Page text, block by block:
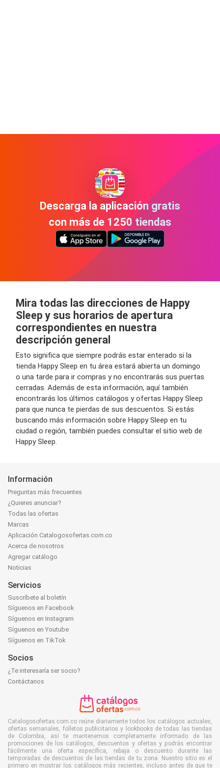
Descarga la aplicación gratis
con más de 1250 tiendas
Mira todas las direcciones de Happy
Sleep y sus horarios de apertura
correspondientes en nuestra
descripción general
Esto significa que siempre podrás estar enterado si la
tienda Happy Sleep en tu área estará abierta un domingo
o una tarde para ir compras y no encontrarás sus puertas
cerradas. Además de esta información, aquí también
encontrarás los últimos catálogos y ofertas Happy Sleep
para que nunca te pierdas de sus descuentos. Si estás
buscando más información sobre Happy Sleep en tu
ciudad o región, también puedes consultar el sitio web de
Happy Sleep.
Información
Preguntas más frecuentes
¿Quieres anunciar?
Todas las ofertas
Marcas
Aplicación Catalogosofertas.com.co
Acerca de nosotros
Agregar catálogo
Noticias
Servicios
Suscríbete al boletín
Síguenos en Facebook
Síguenos en Instagram
Síguenos en Youtube
Síguenos en TikTok
Socios
¿Te interesaría ser socio?
Contáctanos
Catalogosofertas.com.co reúne diariamente todos los catálogos actuales,
ofertas semanales, folletos publicitarios y lookbooks de todas las tiendas
de Colombia, así te mantenemos completamente informado de las
promociones de los catálogos, descuentos y ofertas y podrás encontrar
fácilmente una oferta específica, rebaja o descuento durante las
temporadas de descuentos de las tiendas de tu zona. Nuestro sitio es el
primero en mostrar los catálogos más recientes, incluso antes de que te